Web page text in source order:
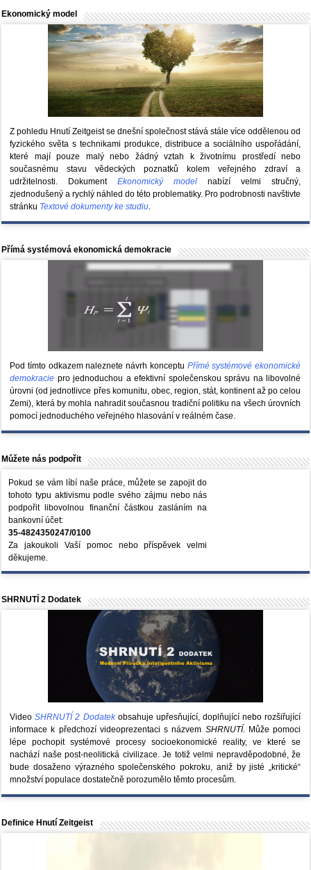
Ekonomický model
Z pohledu Hnutí Zeitgeist se dnešní společnost stává stále více oddělenou od
fyzického světa s technikami produkce, distribuce a sociálního uspořádání,
které mají pouze malý nebo žádný vztah k životnímu prostředí nebo
současnému stavu vědeckých poznatků kolem veřejného zdraví a
udržitelnosti. DokumentEkonomický model nabízí velmi stručný,
zjednodušený a rychlý náhled do této problematiky. Pro podrobnosti navštivte
stránku Textové dokumenty ke studiu.
Přímá systémová ekonomická demokracie
Pod tímto odkazem naleznete návrh konceptu Přímé systémové ekonomické
demokracie pro jednoduchou a efektivní společenskou správu na libovolné
úrovni (od jednotlivce přes komunitu, obec, region, stát, kontinent až po celou
Zemi), která by mohla nahradit současnou tradiční politiku na všech úrovních
pomocí jednoduchého veřejného hlasování v reálném čase.
Můžete nás podpořit
Pokud se vám líbí naše práce, můžete se zapojit do
tohoto typu aktivismu podle svého zájmu nebo nás
podpořit libovolnou finanční částkou zasláním na
bankovní účet:
35-4824350247/0100
Za jakoukoli Vaší pomoc nebo příspěvek velmi
děkujeme.
SHRNUTÍ 2 Dodatek
VideoSHRNUTÍ 2 Dodatekobsahuje upřesňující, doplňující nebo rozšiřující
informace k předchozí videoprezentaci s názvem SHRNUTÍ. Může pomoci
lépe pochopit systémové procesy socioekonomické reality, ve které se
nachází naše post-neolitická civilizace. Je totiž velmi nepravděpodobné, že
bude dosaženo výrazného společenského pokroku, aniž by jisté „kritické“
množství populace dostatečně porozumělo těmto procesům.
Definice Hnutí Zeitgeist